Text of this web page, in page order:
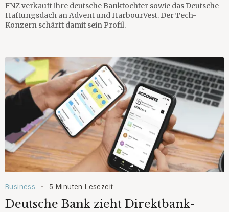
FNZ verkauft ihre deutsche Banktochter sowie das Deutsche
Haftungsdach an Advent und HarbourVest. Der Tech-
Konzern schärft damit sein Profil.
Business • 5 Minuten Lesezeit
Deutsche Bank zieht Direktbank-